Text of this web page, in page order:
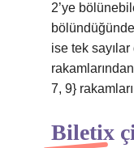
2’ye
ise tek
7, 9}
Biletix